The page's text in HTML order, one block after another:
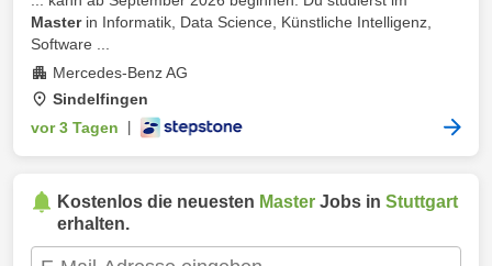
Masterin Informatik, Data Science, Künstliche Intelligenz,
Software ...
Mercedes-Benz AG
Sindelfingen
vor 3 Tagen
Kostenlos die neuesten Master Jobs in Stuttgart
erhalten.